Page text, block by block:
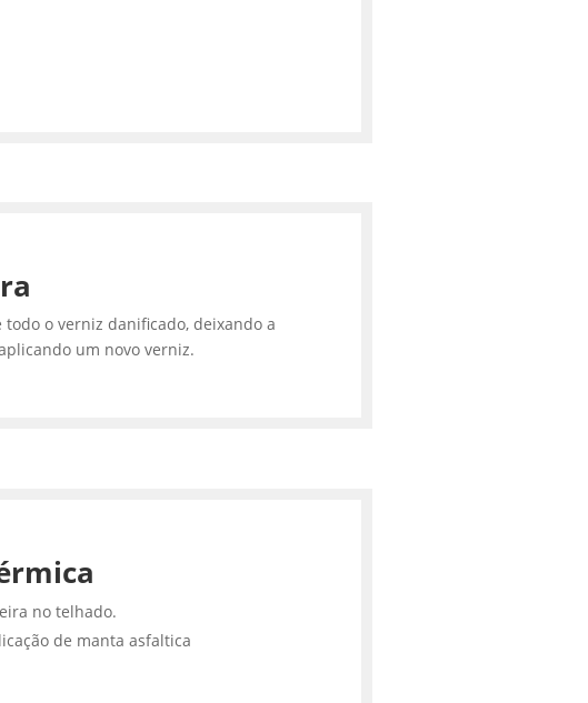
o verniz danificado, deixando a
um novo verniz.
no telhado.
de manta asfaltica